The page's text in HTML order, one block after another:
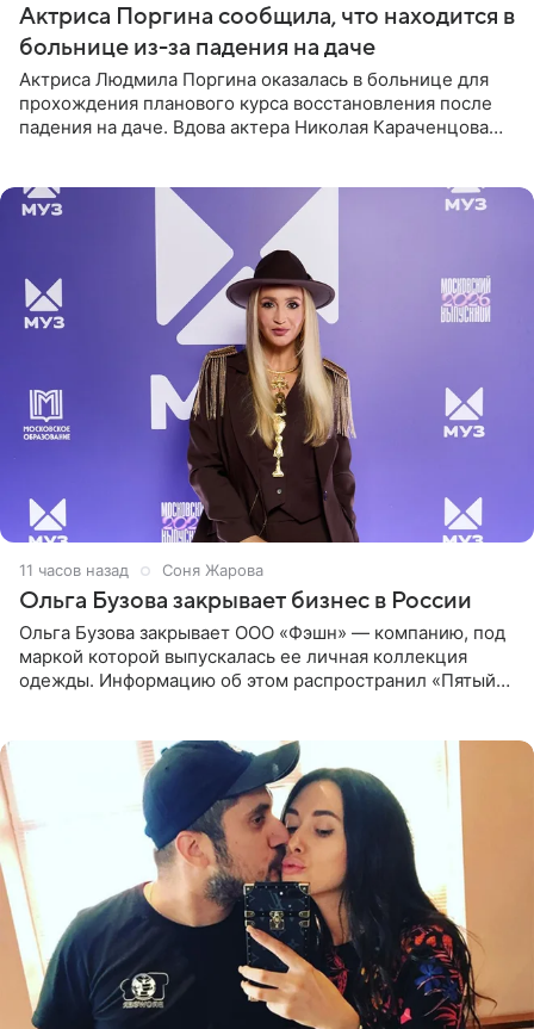
Актриса Поргина сообщила, что находится в
больнице из-за падения на даче
Актриса Людмила Поргина оказалась в больнице для
прохождения планового курса восстановления после
падения на даче. Вдова актера Николая Караченцова
11 часов назад Соня Жарова
Ольга Бузова закрывает бизнес в России
Ольга Бузова закрывает ООО «Фэшн» — компанию, под
маркой которой выпускалась ее личная коллекция
одежды. Информацию об этом распространил «Пятый